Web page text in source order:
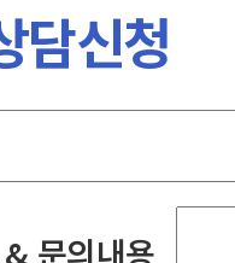
담신청
문의내용